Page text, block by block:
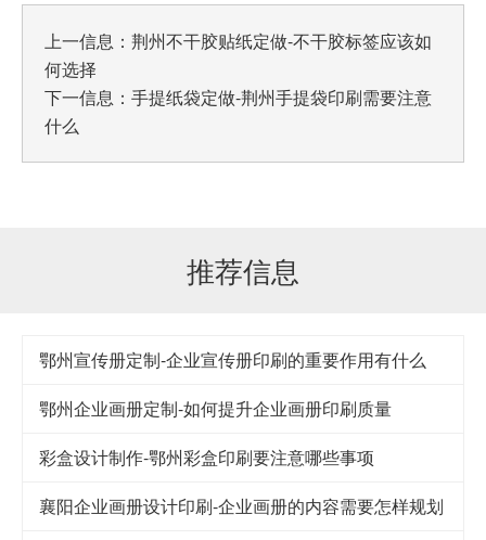
上一信息： 荆州不干胶贴纸定做-不干胶标签应该如
何选择
下一信息： 手提纸袋定做-荆州手提袋印刷需要注意
什么
推荐信息
鄂州宣传册定制-企业宣传册印刷的重要作用有什么
鄂州企业画册定制-如何提升企业画册印刷质量
彩盒设计制作-鄂州彩盒印刷要注意哪些事项
襄阳企业画册设计印刷-企业画册的内容需要怎样规划